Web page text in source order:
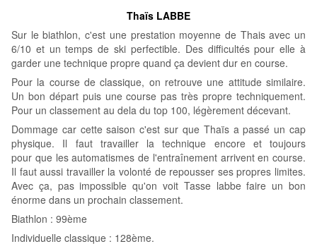
Thaïs LABBE
Sur le biathlon, c'est une prestation moyenne de Thais avec un
6/10 et un temps de ski perfectible. Des difficultés pour elle à
garder une technique propre quand ça devient dur en course.
Pour la course de classique, on retrouve une attitude similaire.
Un bon départ puis une course pas très propre techniquement.
Pour un classement au dela du top 100, légèrement décevant.
Dommage car cette saison c'est sur que Thaïs a passé un cap
physique. Il faut travailler la technique encore et toujours
pour que les automatismes de l'entraînement arrivent en course.
Il faut aussi travailler la volonté de repousser ses propres limites.
Avec ça, pas impossible qu'on voit Tasse labbe faire un bon
énorme dans un prochain classement.
Biathlon : 99ème
Individuelle classique : 128ème.